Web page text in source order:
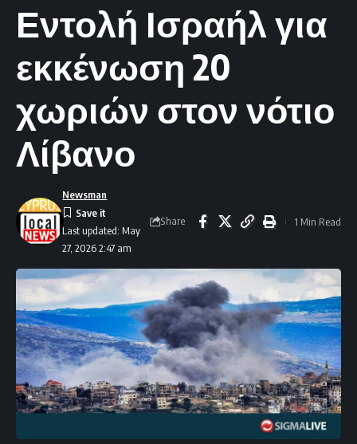
Εντολή Ισραήλ για
εκκένωση 20
χωριών στον νότιο
Λίβανο
Last updated: May
27, 2026 2:47 am
Newsman
Share 1 Min Read